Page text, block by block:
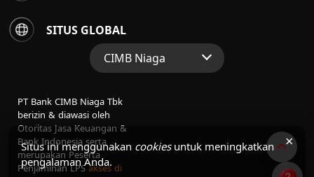
×
Situs ini menggunakan cookiesuntuk meningkatkan
pengalaman Anda.
SITUS GLOBAL
CIMB Niaga
Perbankan Konsumen
Perbankan Syariah
PT Bank CIMB Niaga Tbk
berizin & diawasi oleh
Otoritas Jasa Keuangan &
Bank Indonesia serta
merupakan Peserta
Penjaminan LPSakses di